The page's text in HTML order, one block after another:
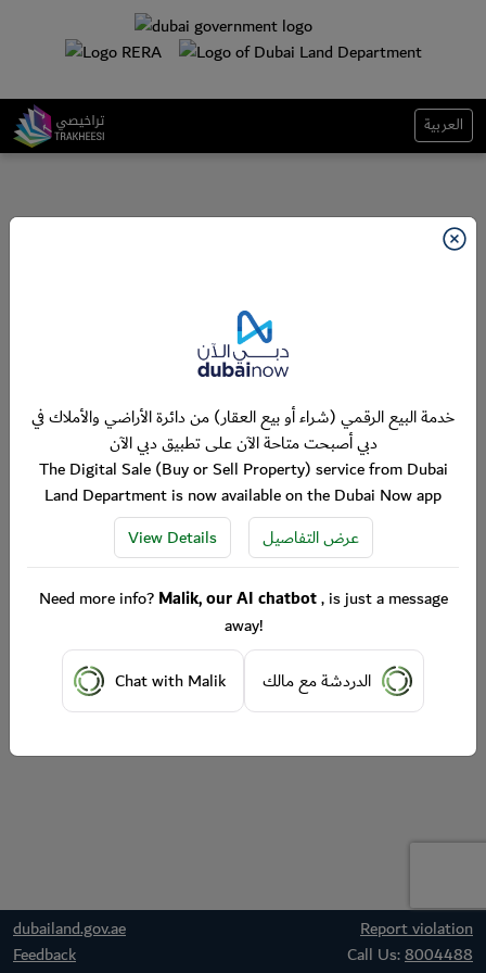
العربية
dubailand.gov.ae
Report violation
Feedback
Call Us:8004488
خدمة البيع الرقمي (شراء أو بيع العقار) من دائرة الأراضي والأملاك في
دبي أصبحت متاحة الآن على تطبيق دبي الآن
The Digital Sale (Buy or Sell Property) service from Dubai
Land Department is now available on the Dubai Now app
View Details
عرض التفاصيل
Need more info?Malik, our AI chatbot, is just a message
away!
Chat with Malik
الدردشة مع مالك